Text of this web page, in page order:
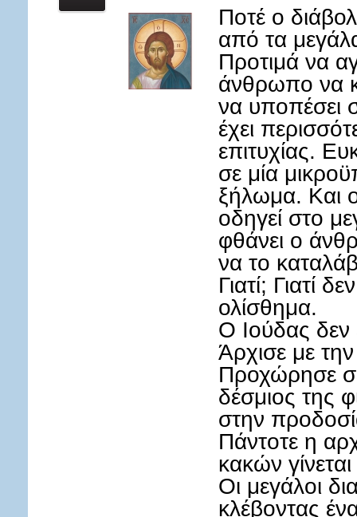
Ποτέ ο
από τα
Προτιμά να
άνθρωπο να
να υποπέσει
έχει
επιτυχίας.
σε μία
ξήλωμα. Και
οδηγεί στο
φθάνει ο
να το
Γιατί; Γιατί
ολίσθημα.
Ο Ιούδας δεν
Άρχισε με
Προχώρησε
δέσμιος της
στην
Πάντοτε η
κακών
Οι μεγάλοι
κλέβοντας